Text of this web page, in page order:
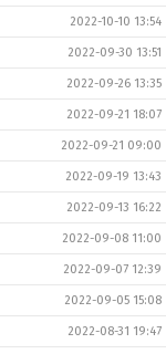
2022-10-10 13:54
2022-09-30 13:51
2022-09-26 13:35
2022-09-21 18:07
2022-09-21 09:00
2022-09-19 13:43
2022-09-13 16:22
2022-09-08 11:00
2022-09-07 12:39
2022-09-05 15:08
2022-08-31 19:47